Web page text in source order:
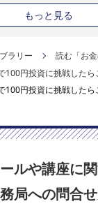
もっと見る
ラリー
読む「お金
円投資に挑戦したら
100円投資に挑戦した
ルや講座に
局への問合